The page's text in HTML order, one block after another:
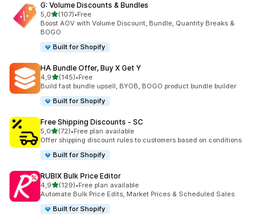
G: Volume Discounts & Bundles
5,0/ 5 tähteä
(107)
107 arvostelua yhteensä
•Free
Boost AOV with Volume Discount, Bundle, Quantity Breaks &
BOGO
Built for Shopify
HA Bundle Offer, Buy X Get Y
4,9/ 5 tähteä
(145)
145 arvostelua yhteensä
•Free
Build fast bundle upsell, BYOB, BOGO product bundle builder
Built for Shopify
Free Shipping Discounts ‑ SC
5,0/ 5 tähteä
(72)
72 arvostelua yhteensä
•Free plan available
Offer shipping discount rules to customers based on conditions
Built for Shopify
RUBIX Bulk Price Editor
4,9/ 5 tähteä
(129)
129 arvostelua yhteensä
•Free plan available
Automate Bulk Price Edits, Market Prices & Scheduled Sales
Built for Shopify